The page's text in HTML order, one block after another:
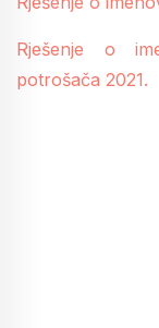
Rješenje o
potrošača 2021.